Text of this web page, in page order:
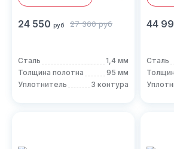
24 550 руб 27 360 руб
Сталь
1,4 мм
Толщина полотна
95 мм
Уплотнитель
3 контура
44
Сталь